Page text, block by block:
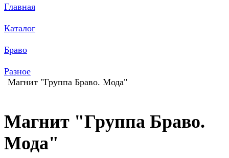
Главная
Каталог
Браво
Разное
Магнит "Группа Браво. Мода"
Магнит "Группа Браво.
Мода"